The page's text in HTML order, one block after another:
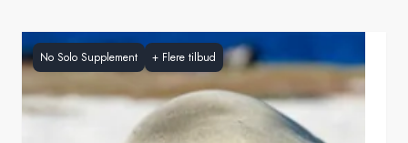
No Solo Supplement + Flere tilbud